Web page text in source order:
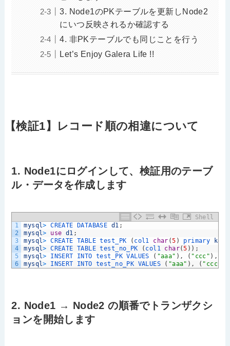
3. Node1のPKテーブルを更新しNode2
にいつ反映されるか確認する
4. 非PKテーブルでも同じことを行う
Let’s Enjoy Galera Life !!
【検証1】レコード順の相違について
1. Node1にログインして、検証用のテーブ
ル・データを作成します
Shell
1
2
3
4
5
6
mysql> CREATE DATABASE d1 ;
mysql> use d1 ;
mysql> CREATE TABLE test_PK ( col1 char (5 ) primary key
mysql> CREATE TABLE test_no_PK ( col1 char(5 ) ) ;
mysql> INSERT INTO test_PK VALUES ( "aaa" ) , ( "ccc" ) ,
mysql> INSERT INTO test_no_PK VALUES ( "aaa" ) , ( "ccc"
2. Node1 → Node2 の順番でトランザクシ
ョンを開始します